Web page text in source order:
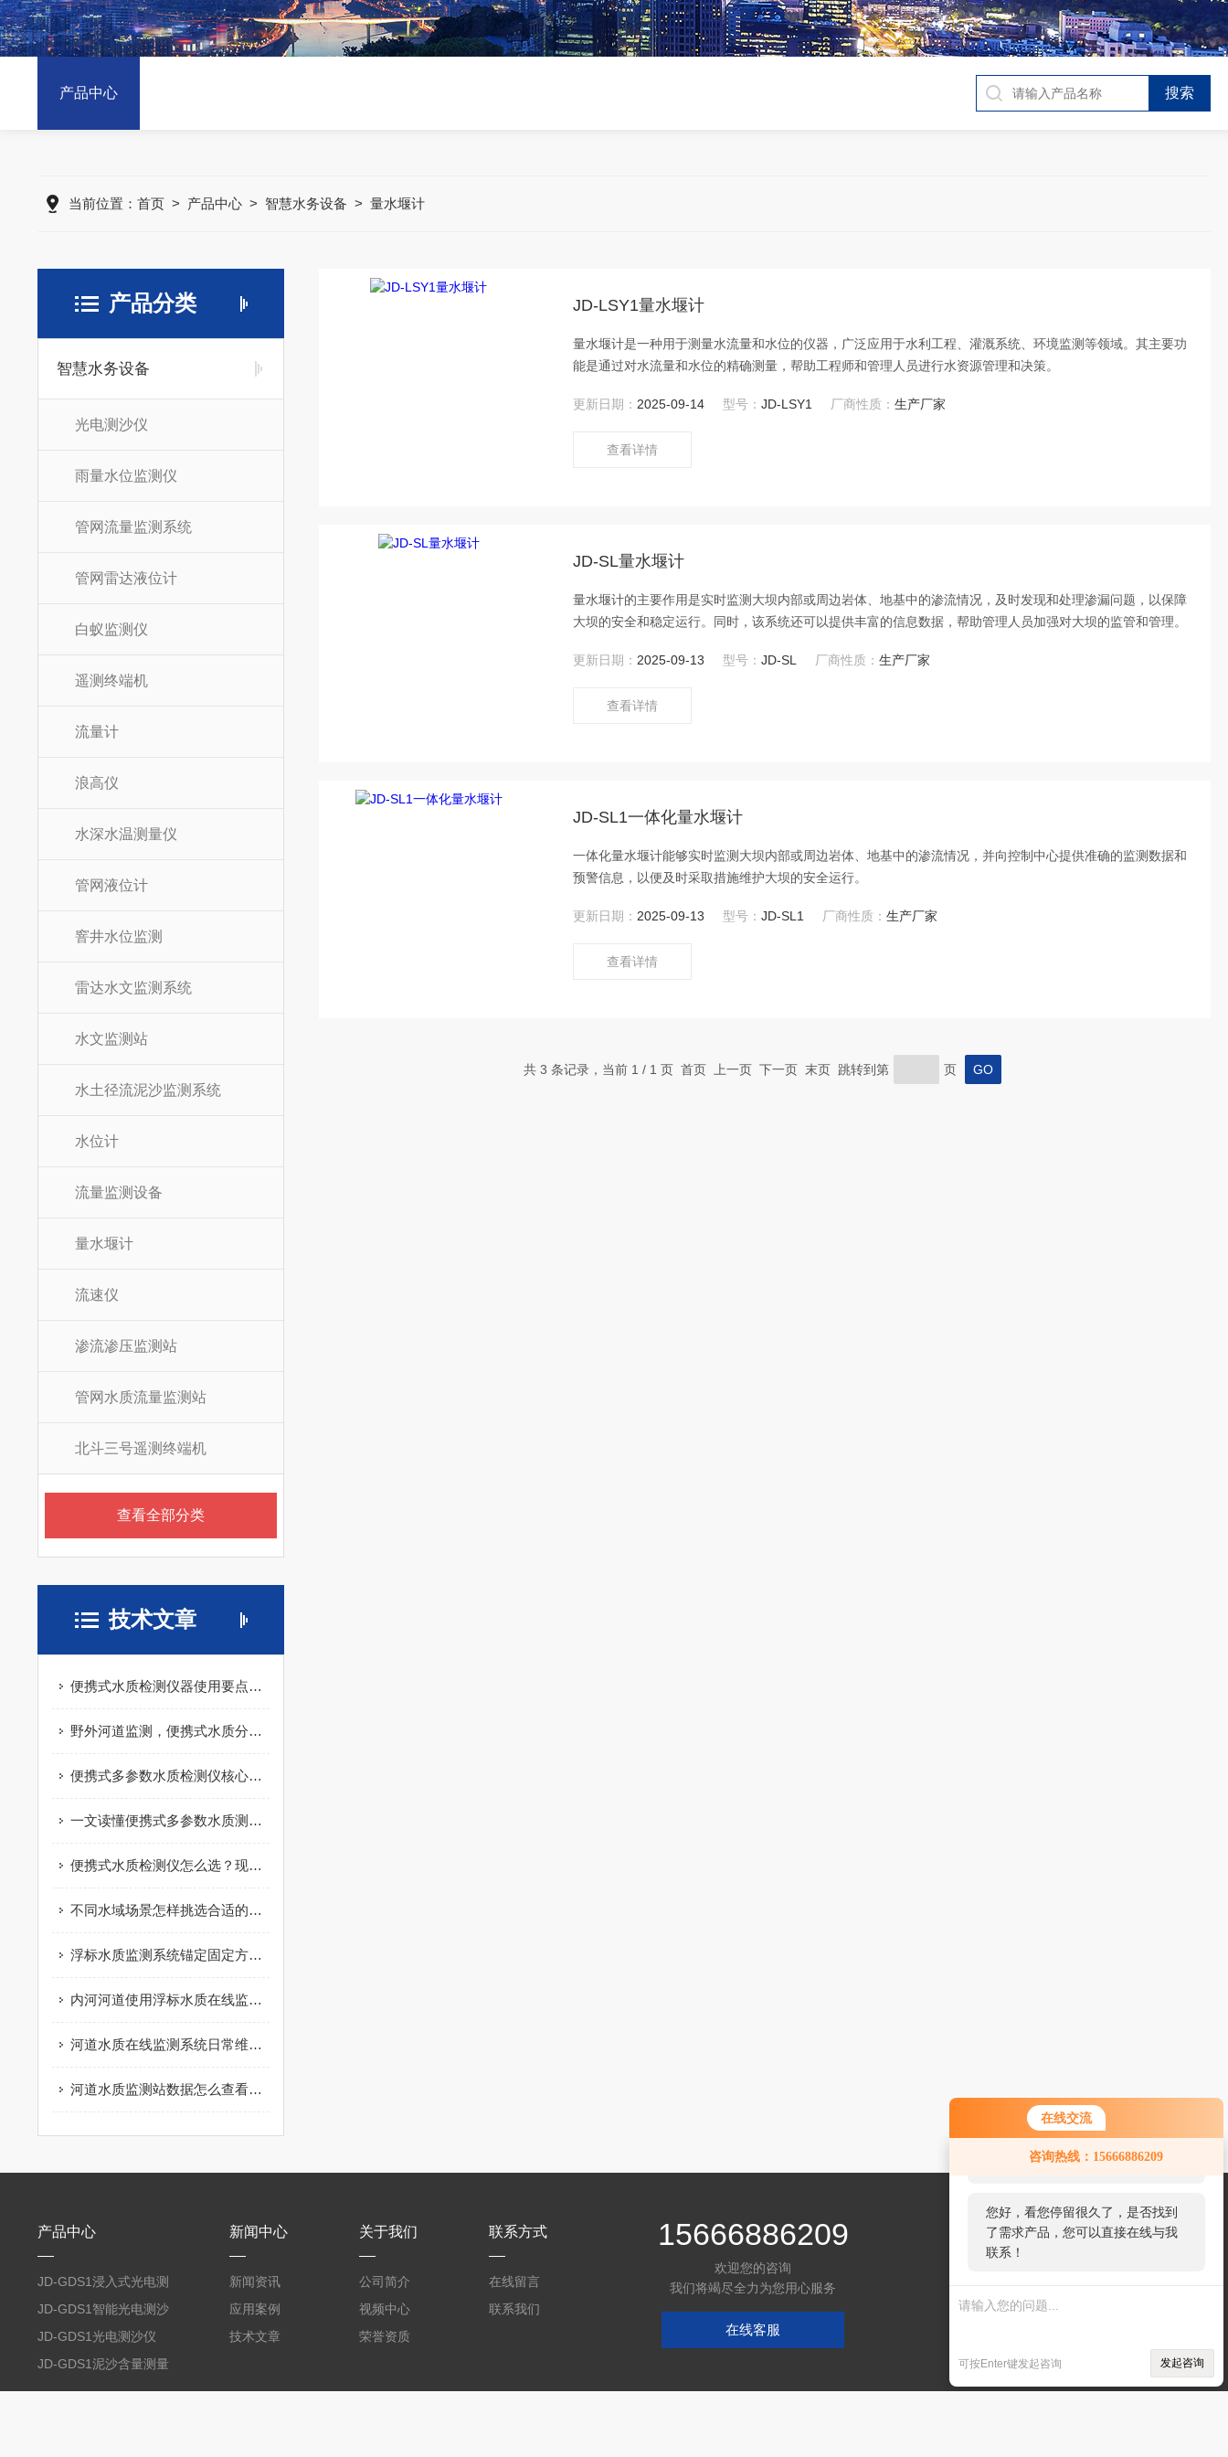
在线交流
咨询热线：15666886209
服务，请问您要咨询什么问题呢？
您好，看您停留很久了，是否找到
了需求产品，您可以直接在线与我
联系！
可按Enter键发起咨询 发起咨询
产品中心
当前位置： 首页> 产品中心> 智慧水务设备 > 量水堰计
产品分类
智慧水务设备
光电测沙仪
雨量水位监测仪
管网流量监测系统
管网雷达液位计
白蚁监测仪
遥测终端机
流量计
浪高仪
水深水温测量仪
管网液位计
窨井水位监测
雷达水文监测系统
水文监测站
水土径流泥沙监测系统
水位计
流量监测设备
量水堰计
流速仪
渗流渗压监测站
管网水质流量监测站
北斗三号遥测终端机
查看全部分类
技术文章
便携式水质检测仪器使用要点，减少检测数据误差
野外河道监测，便携式水质分析仪实际应用分享
便携式多参数水质检测仪核心原理，看完快速搞懂
一文读懂便携式多参数水质测定仪，户外检测不再难
便携式水质检测仪怎么选？现场水质检测实用指南
不同水域场景怎样挑选合适的浮漂水质监测站
浮标水质监测系统锚定固定方式该如何选择
内河河道使用浮标水质在线监测站有哪些优势
河道水质在线监测系统日常维护需要做哪些工作
河道水质监测站数据怎么查看与导出
JD-LSY1量水堰计
量水堰计是一种用于测量水流量和水位的仪器，广泛应用于水利工程、灌溉系统、环境监测等领域。其主要功
能是通过对水流量和水位的精确测量，帮助工程师和管理人员进行水资源管理和决策。
更新日期： 2025-09-14 型号：JD-LSY1 厂商性质：生产厂家
查看详情
JD-SL量水堰计
量水堰计的主要作用是实时监测大坝内部或周边岩体、地基中的渗流情况，及时发现和处理渗漏问题，以保障
大坝的安全和稳定运行。同时，该系统还可以提供丰富的信息数据，帮助管理人员加强对大坝的监管和管理。
更新日期： 2025-09-13 型号：JD-SL 厂商性质：生产厂家
查看详情
JD-SL1一体化量水堰计
一体化量水堰计能够实时监测大坝内部或周边岩体、地基中的渗流情况，并向控制中心提供准确的监测数据和
预警信息，以便及时采取措施维护大坝的安全运行。
更新日期： 2025-09-13 型号：JD-SL1 厂商性质：生产厂家
查看详情
共 3 条记录，当前 1 / 1 页 首页 上一页 下一页 末页 跳转到第 页
产品中心
JD-GDS1浸入式光电测
沙仪
JD-GDS1智能光电测沙
仪
JD-GDS1光电测沙仪
JD-GDS1泥沙含量测量
系统
新闻中心
新闻资讯
应用案例
技术文章
关于我们
公司简介
视频中心
荣誉资质
联系方式
在线留言
联系我们
15666886209
欢迎您的咨询
我们将竭尽全力为您用心服务
在线客服